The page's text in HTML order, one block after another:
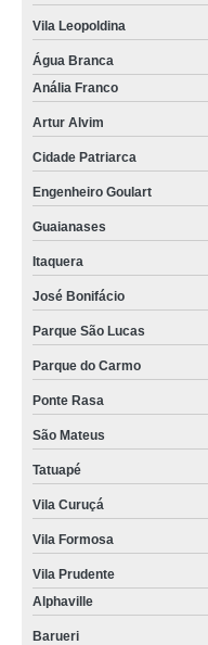
Vila Leopoldina
Água Branca
Anália Franco
Artur Alvim
Cidade Patriarca
Engenheiro Goulart
Guaianases
Itaquera
José Bonifácio
Parque São Lucas
Parque do Carmo
Ponte Rasa
São Mateus
Tatuapé
Vila Curuçá
Vila Formosa
Vila Prudente
Alphaville
Barueri